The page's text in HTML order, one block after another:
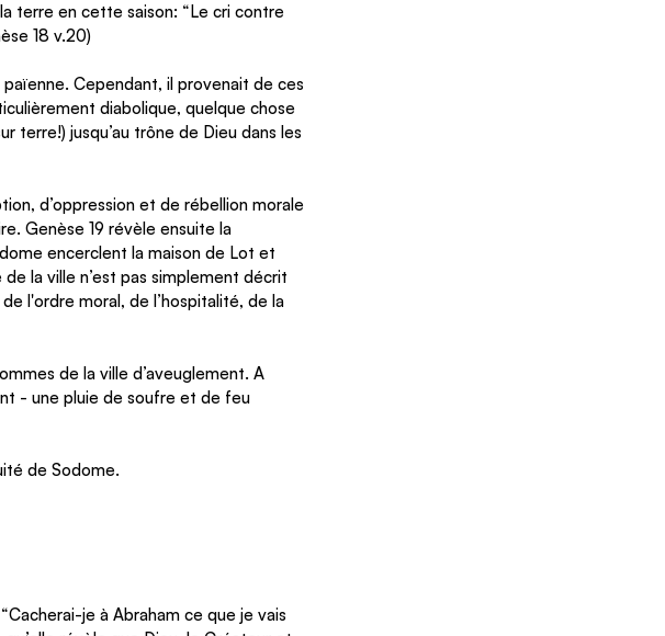
terre en cette saison: “Le cri contre
18 v.20)
Cependant, il provenait de ces
diabolique, quelque chose
terre!) jusqu’au trône de Dieu dans les
d’oppression et de rébellion morale
Genèse 19 révèle ensuite la
encerclent la maison de Lot et
la ville n’est pas simplement décrit
l'ordre moral, de l’hospitalité, de la
de la ville d’aveuglement. A
- une pluie de soufre et de feu
de Sodome.
je à Abraham ce que je vais